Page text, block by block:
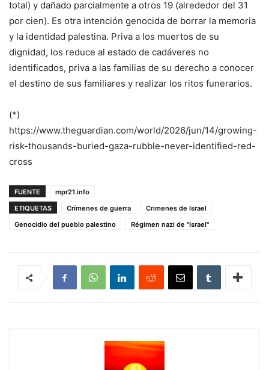
total) y dañado parcialmente a otros 19 (alrededor del 31
por cien). Es otra intención genocida de borrar la memoria
y la identidad palestina. Priva a los muertos de su
dignidad, los reduce al estado de cadáveres no
identificados, priva a las familias de su derecho a conocer
el destino de sus familiares y realizar los ritos funerarios.
(*)
https://www.theguardian.com/world/2026/jun/14/growing-
risk-thousands-buried-gaza-rubble-never-identified-red-
cross
FUENTE
mpr21.info
ETIQUETAS
Crímenes de guerra
Crimenes de Israel
Genocidio del pueblo palestino
Régimen nazi de "Israel"